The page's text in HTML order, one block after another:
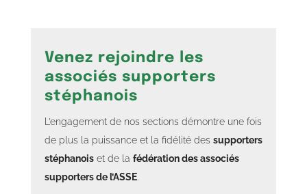
Venez rejoindre les
associés supporters
stéphanois
L’engagement de nos sections démontre une fois
de plus la puissance et la fidélité des supporters
stéphanois et de la fédération des associés
supporters de l’ASSE.